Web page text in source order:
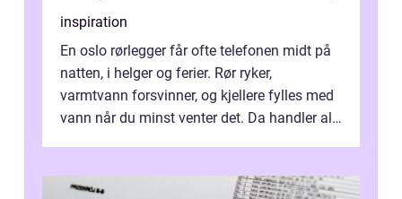
inspiration
En oslo rørlegger får ofte telefonen midt på
natten, i helger og ferier. Rør ryker,
varmtvann forsvinner, og kjellere fylles med
vann når du minst venter det. Da handler alt